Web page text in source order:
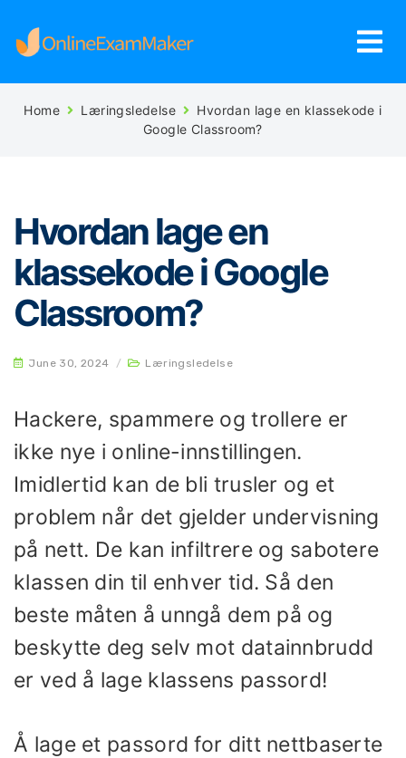
Home Læringsledelse
Hvordan lage en klassekode i
Google Classroom?
Hvordan lage en
klassekode i Google
Classroom?
June 30, 2024 / Læringsledelse
Hackere, spammere og trollere er
ikke nye i online-innstillingen.
Imidlertid kan de bli trusler og et
problem når det gjelder undervisning
på nett. De kan infiltrere og sabotere
klassen din til enhver tid. Så den
beste måten å unngå dem på og
beskytte deg selv mot datainnbrudd
er ved å lage klassens passord!
Å lage et passord for ditt nettbaserte